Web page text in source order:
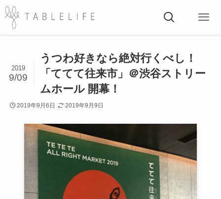
うつわ好きなら絶対行くべし！
「ててて往来市」＠渋谷ストリー
ムホール 開幕！
2019
9/09
2019年9月6日 2019年9月9日